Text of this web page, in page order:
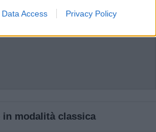
Data Access Privacy Policy
in modalità classica